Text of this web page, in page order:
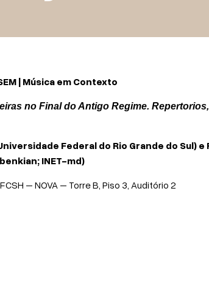
| Música em Contexto
no Final do Antigo Regime.
Federal do Rio Grande do Sul) e
INET-md)
– NOVA – Torre B , Piso 3, Auditório 2